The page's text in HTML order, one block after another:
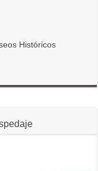
Históricos